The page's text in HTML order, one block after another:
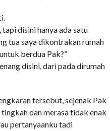
disini hanya ada satu
tua saya dikontrakan rumah
berdua Pak?”
disini, dari pada dirumah
tersebut, sejenak Pak
dan merasa tidak enak
pertanyaanku tadi